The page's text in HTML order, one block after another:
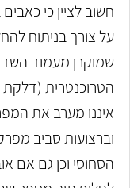
חשוב לציין כי
על צורך בניתוח
שמוקרן מעמוד
הטרוכנטרית
איננו מערב את
וברצועות סביב
הסחוסי וכן גם אם